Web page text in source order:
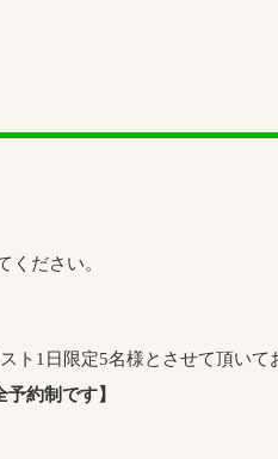
ださい。
ト1日限定5名様とさせて頂いて
約制です】